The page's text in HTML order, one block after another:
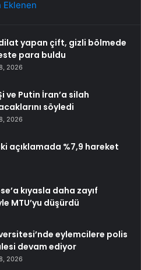
Eklenen
yapan çift, gizli bölmede
para buldu
2026
ve Putin İran’a silah
söyledi
2026
açıklamada %7,9 hareket
kıyasla daha zayıf
MTU’yu düşürdü
eylemcilere polis
devam ediyor
2026